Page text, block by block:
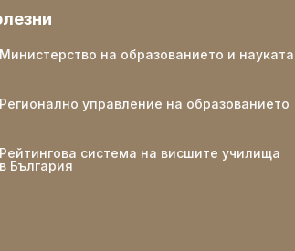
Министерство на образованието и науката
Регионално управление на образованието
Рейтингова система на висшите училища
в България